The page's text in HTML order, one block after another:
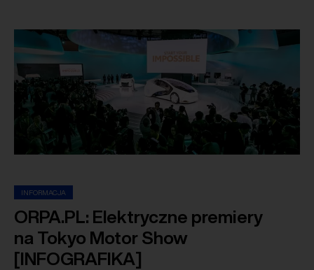
INFORMACJA
ORPA.PL: Elektryczne premiery
na Tokyo Motor Show
[INFOGRAFIKA]